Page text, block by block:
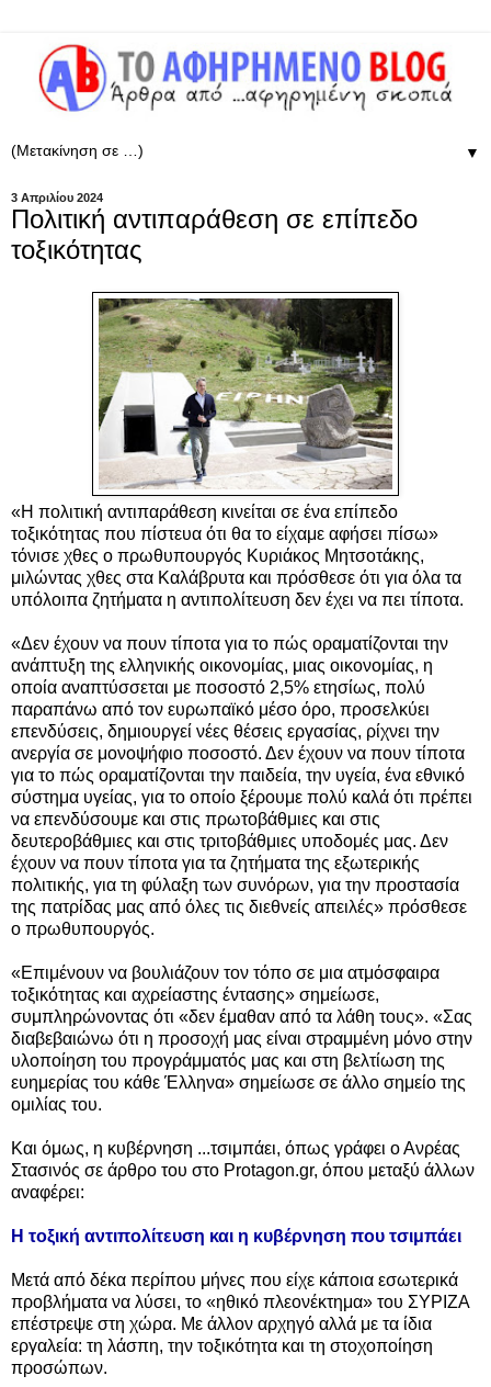
▼
3 Απριλίου 2024
Πολιτική αντιπαράθεση σε επίπεδο
τοξικότητας
«Η πολιτική αντιπαράθεση κινείται σε ένα επίπεδο
τοξικότητας που πίστευα ότι θα το είχαμε αφήσει πίσω»
τόνισε χθες ο πρωθυπουργός Κυριάκος Μητσοτάκης,
μιλώντας χθες στα Καλάβρυτα και πρόσθεσε ότι για όλα τα
υπόλοιπα ζητήματα η αντιπολίτευση δεν έχει να πει τίποτα.
«Δεν έχουν να πουν τίποτα για το πώς οραματίζονται την
ανάπτυξη της ελληνικής οικονομίας, μιας οικονομίας, η
οποία αναπτύσσεται με ποσοστό 2,5% ετησίως, πολύ
παραπάνω από τον ευρωπαϊκό μέσο όρο, προσελκύει
επενδύσεις, δημιουργεί νέες θέσεις εργασίας, ρίχνει την
ανεργία σε μονοψήφιο ποσοστό. Δεν έχουν να πουν τίποτα
για το πώς οραματίζονται την παιδεία, την υγεία, ένα εθνικό
σύστημα υγείας, για το οποίο ξέρουμε πολύ καλά ότι πρέπει
να επενδύσουμε και στις πρωτοβάθμιες και στις
δευτεροβάθμιες και στις τριτοβάθμιες υποδομές μας. Δεν
έχουν να πουν τίποτα για τα ζητήματα της εξωτερικής
πολιτικής, για τη φύλαξη των συνόρων, για την προστασία
της πατρίδας μας από όλες τις διεθνείς απειλές» πρόσθεσε
ο πρωθυπουργός.
«Επιμένουν να βουλιάζουν τον τόπο σε μια ατμόσφαιρα
τοξικότητας και αχρείαστης έντασης» σημείωσε,
συμπληρώνοντας ότι «δεν έμαθαν από τα λάθη τους». «Σας
διαβεβαιώνω ότι η προσοχή μας είναι στραμμένη μόνο στην
υλοποίηση του προγράμματός μας και στη βελτίωση της
ευημερίας του κάθε Έλληνα» σημείωσε σε άλλο σημείο της
ομιλίας του.
Και όμως, η κυβέρνηση ...τσιμπάει, όπως γράφει ο Ανρέας
Στασινός σε άρθρο του στο Protagon.gr, όπου μεταξύ άλλων
αναφέρει:
Η τοξική αντιπολίτευση και η κυβέρνηση που τσιμπάει
Μετά από δέκα περίπου μήνες που είχε κάποια εσωτερικά
προβλήματα να λύσει, το «ηθικό πλεονέκτημα» του ΣΥΡΙΖΑ
επέστρεψε στη χώρα. Με άλλον αρχηγό αλλά με τα ίδια
εργαλεία: τη λάσπη, την τοξικότητα και τη στοχοποίηση
προσώπων.